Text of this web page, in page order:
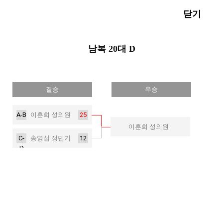
닫기
남복 20대 D
결승 우승
A-B 이훈희 성의원 25
C-
D
송영섭 정민기 12
이훈희 성의원